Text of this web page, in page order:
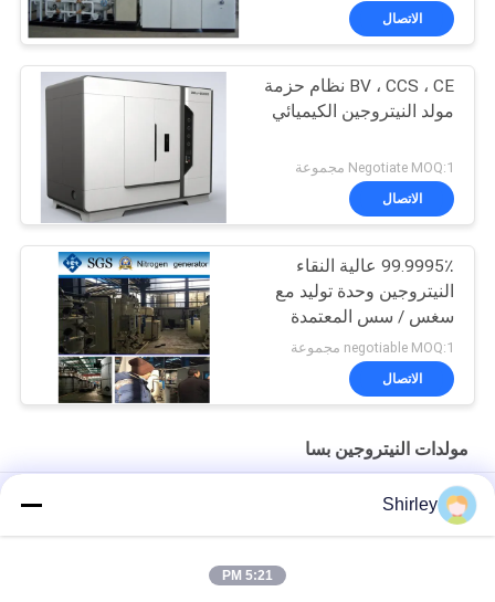
الاتصال
BV ، CCS ، CE نظام حزمة
مولد النيتروجين الكيميائي
Negotiate MOQ:1 مجموعة
الاتصال
99.9995٪ عالية النقاء
النيتروجين وحدة توليد مع
سغس / سس المعتمدة
negotiable MOQ:1 مجموعة
الاتصال
مولدات النيتروجين بسا
النقاء وتوفير 90% من التكاليف
Shirley
5:21 PM